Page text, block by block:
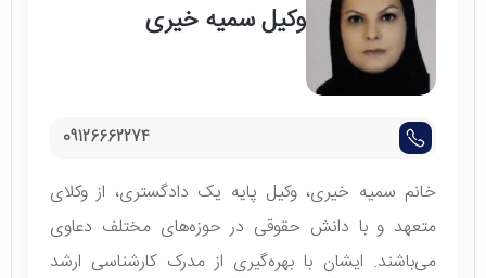
وکیل سمیه خیری
09126662274
خانم سمیه خیری، وکیل پایه یک دادگستری، از وکلای
متعهد و با دانش حقوقی در حوزه‌های مختلف دعاوی
می‌باشند. ایشان با بهره‌گیری از مدرک کارشناسی ارشد